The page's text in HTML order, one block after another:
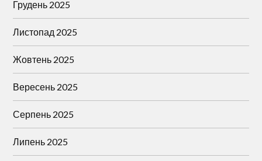
Грудень 2025
Листопад 2025
Жовтень 2025
Вересень 2025
Серпень 2025
Липень 2025